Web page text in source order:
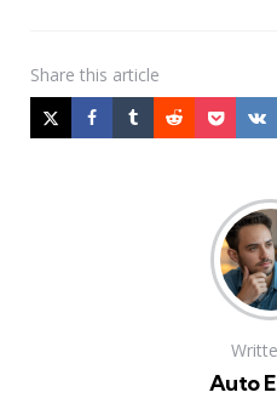
Share this article
Auto